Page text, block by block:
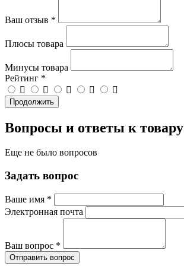
Ваш отзыв *
Плюсы товара
Минусы товара
Рейтинг *
Продолжить
Вопросы и ответы к товару
Еще не было вопросов
Задать вопрос
Ваше имя *
Электронная почта
Ваш вопрос *
Отправить вопрос